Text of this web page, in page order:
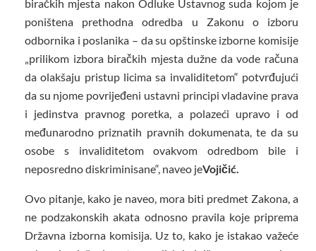
biračkih mjesta nakon Odluke Ustavnog suda kojom je
poništena prethodna odredba u Zakonu o izboru
odbornika i poslanika – da su opštinske izborne komisije
„prilikom izbora biračkih mjesta dužne da vode računa
da olakšaju pristup licima sa invaliditetom“ potvrđujući
da su njome povrijeđeni ustavni principi vladavine prava
i jedinstva pravnog poretka, a polazeći upravo i od
međunarodno priznatih pravnih dokumenata, te da su
osobe s invaliditetom ovakvom odredbom bile i
neposredno diskriminisane“, naveo jeVojičić.
Ovo pitanje, kako je naveo, mora biti predmet Zakona, a
ne podzakonskih akata odnosno pravila koje priprema
Državna izborna komisija. Uz to, kako je istakao važeće